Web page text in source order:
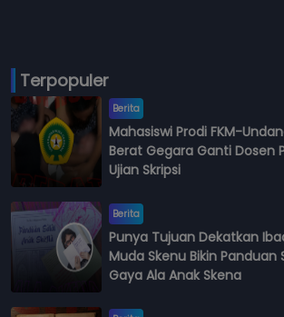
Terpopuler
Berita
Mahasiswi Prodi FKM-
Berat Gegara Ganti Dosen
Ujian Skripsi
Berita
Punya Tujuan Dekatkan
Muda Skenu Bikin
Gaya Ala Anak Skena